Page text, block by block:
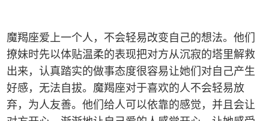
魔羯座爱上一个人，不会轻易改变自己的想法。他们
撩妹时先以体贴温柔的表现把对方从沉寂的塔里解救
出来，认真踏实的做事态度很容易让她们对自己产生
好感，无法自拔。魔羯座对于喜欢的人不会轻易放
弃，为人友善。他们给人可以依靠的感觉，并且会让